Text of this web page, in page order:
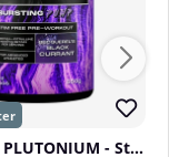
PumpLab PLUTONIUM - Stim Free PWO, 550 g